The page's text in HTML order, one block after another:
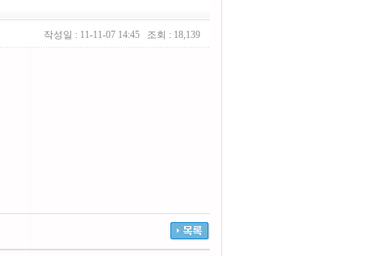
작성일 : 11-11-07 14:45 조회 : 18,139